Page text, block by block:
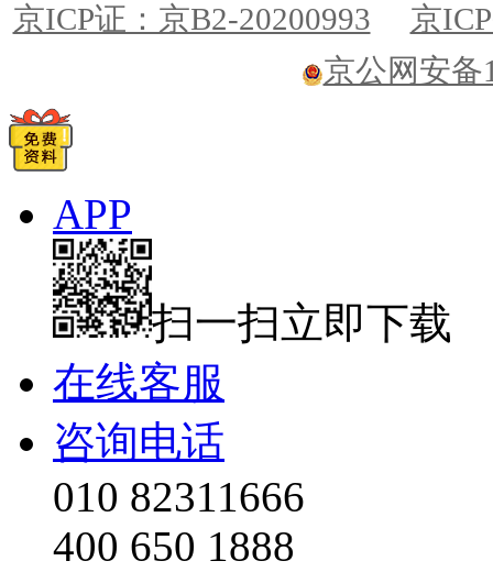
京ICP证：京B2-20200993
京
京公网安备
APP
扫一扫立即下载
在线客服
咨询电话
010 82311666
400 650 1888